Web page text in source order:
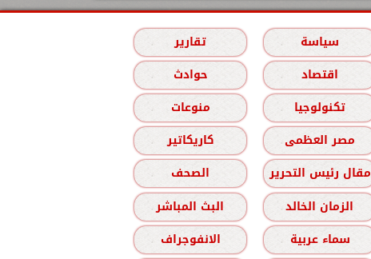
سياسة
تقارير
اقتصاد
حوادث
تكنولوجيا
منوعات
مصر العظمى
كاريكاتير
مقال رئيس التحرير
الصحف
الزمان الخالد
البث المباشر
سماء عربية الانفوجراف